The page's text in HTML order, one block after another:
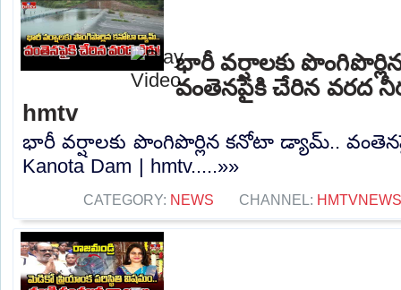
భారీ వర్షాలకు
వంతెనపైకి చేరిన వరద
hmtv
భారీ వర్షాలకు పొంగిపొర్లిన కనోటా డ్యామ్..
Kanota Dam | hmtv.....»»
CATEGORY: NEWS CHANNEL: HMTVNEWS